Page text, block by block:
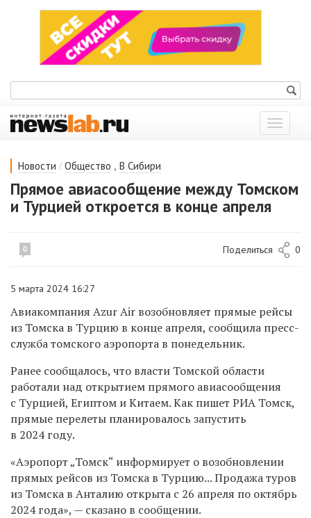
Показать
меню
Новости / Общество , В Сибири
Прямое авиасообщение между Томском
и Турцией откроется в конце апреля
0 Поделиться 0
5 марта 2024 16:27
Авиакомпания Azur Air возобновляет прямые рейсы
из Томска в Турцию в конце апреля, сообщила пресс-
служба томского аэропорта в понедельник.
Ранее сообщалось, что власти Томской области
работали над открытием прямого авиасообщения
с Турцией, Египтом и Китаем. Как пишет РИА Томск,
прямые перелеты планировалось запустить
в 2024 году.
«Аэропорт „Томск“ информирует о возобновлении
прямых рейсов из Томска в Турцию... Продажа туров
из Томска в Анталию открыта с 26 апреля по октябрь
2024 года», — сказано в сообщении.